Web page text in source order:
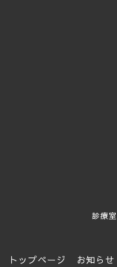
診療
トップページ お知らせ